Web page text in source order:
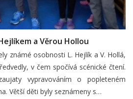
a Věrou Hollou
známé osobnosti L. Hejlík a V. Hollá,
v čem spočívá scénické čtení.
vypravováním o popleteném
Větší děti byly seznámeny s…